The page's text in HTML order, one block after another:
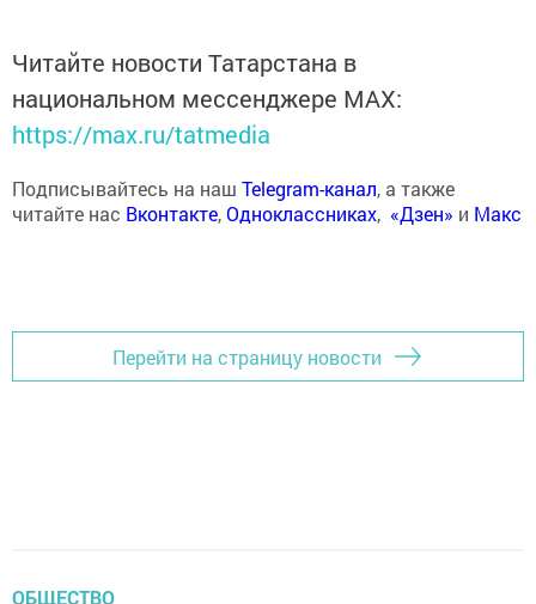
Читайте новости Татарстана в
национальном мессенджере MАХ:
https://max.ru/tatmedia
Подписывайтесь на наш Telegram-канал, а также
читайте нас Вконтакте,Одноклассниках, «Дзен» и Макс
Перейти на страницу новости
ОБЩЕСТВО